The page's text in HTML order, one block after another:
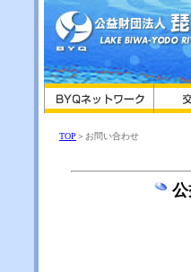
TOP ＞お問い合わせ